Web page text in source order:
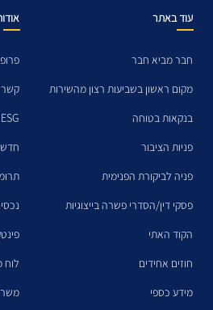
עוד באתר
חבר מביא חבר
מקום ראשון בשביעות רצון מהשירות
בנקאות בטוחה
פניות הציבור
פניה לביקורת הפנימית
פסקי דין/הסדרי פשרה בייצוגיות
הקוד האתי
חוזים אחידים
מידע כספי
ESG - אחריות תאגידית
לוח